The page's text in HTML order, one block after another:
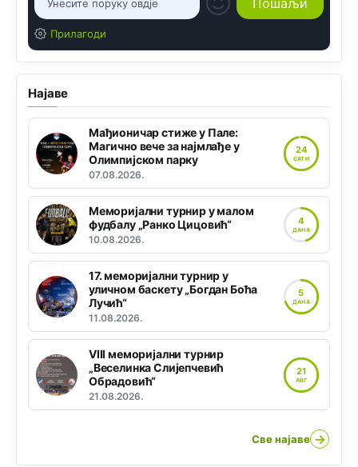
Прилагоди
Најаве
Мађионичар стиже у Пале:
Магично вече за најмлађе у
Олимпијском парку
07.08.2026.
24
САТИ
Меморијални турнир у малом
фудбалу „Ранко Цицовић“
10.08.2026.
4
ДАНА
17. меморијални турнир у
уличном баскету „Богдан Боћа
Лучић“
11.08.2026.
5
ДАНА
VIII меморијални турнир
„Веселинка Слијепчевић
Обрадовић“
21.08.2026.
21
АВГ
Све најаве →